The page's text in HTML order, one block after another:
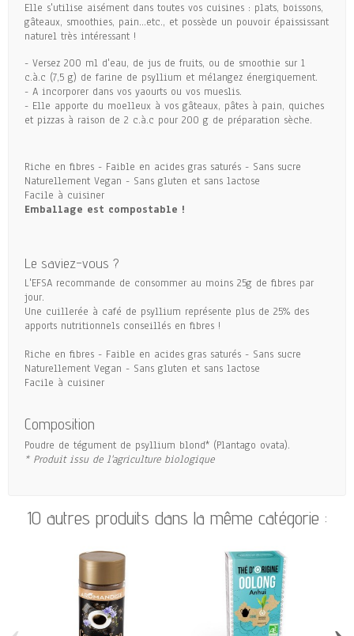
Elle s'utilise aisément dans toutes vos cuisines : plats, boissons,
gâteaux, smoothies, pain...etc., et possède un pouvoir épaississant
naturel très intéressant !
- Versez 200 ml d'eau, de jus de fruits, ou de smoothie sur 1
c.à.c (7,5 g) de farine de psyllium et mélangez énergiquement.
- A incorporer dans vos yaourts ou vos mueslis.
- Elle apporte du moelleux à vos gâteaux, pâtes à pain, quiches
et pizzas à raison de 2 c.à.c pour 200 g de préparation sèche.
Riche en fibres - Faible en acides gras saturés - Sans sucre
Naturellement Vegan - Sans gluten et sans lactose
Facile à cuisiner
Emballage est compostable !
Le saviez-vous ?
L'EFSA recommande de consommer au moins 25g de fibres par
jour.
Une cuillerée à café de psyllium représente plus de 25% des
apports nutritionnels conseillés en fibres !
Riche en fibres - Faible en acides gras saturés - Sans sucre
Naturellement Vegan - Sans gluten et sans lactose
Facile à cuisiner
Composition
Poudre de tégument de psyllium blond* (Plantago ovata).
* Produit issu de l'agriculture biologique
10 autres produits dans la même catégorie :